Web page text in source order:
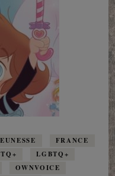
FRANCE
LGBTQ+
OWNVOICE